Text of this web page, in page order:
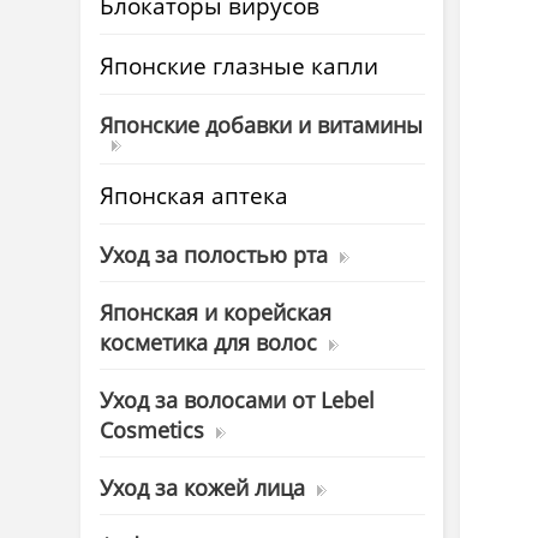
Японские глазные капли
Японские добавки и витамины
Японская аптека
Уход за полостью рта
Японская и корейская
косметика для волос
Уход за волосами от Lebel
Cosmetics
Уход за кожей лица